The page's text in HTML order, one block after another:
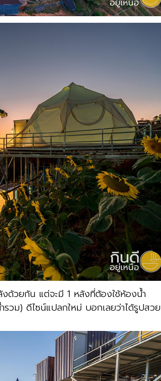
ด้วยกัน แต่จะมี 1 หลังที่ต้องใช้ห้องน้ำ
วม) ดีไซน์แปลกใหม่ บอกเลยว่าได้รูปสวย